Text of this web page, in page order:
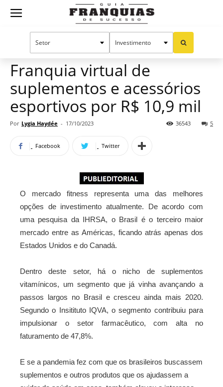
Guia
Mercado de franquias Publieditorial
Franquia virtual de
suplementos e acessórios
esportivos por R$ 10,9 mil
Por Lygia Haydée - 17/10/2023 5
36543
Facebook Twitter
O mercado fitness representa uma das melhores
opções de investimento atualmente. De acordo com
uma pesquisa da IHRSA, o Brasil é o terceiro maior
mercado entre as Américas, ficando atrás apenas dos
Estados Unidos e do Canadá.
Dentro deste setor, há o nicho de suplementos
vitamínicos, um segmento que já vinha avançando a
passos largos no Brasil e cresceu ainda mais 2020.
Segundo o Insitituto IQVA, o segmento contribuiu para
impulsionar o setor farmacêutico, com alta no
faturamento de 47,8%.
E se a pandemia fez com que os brasileiros buscassem
suplementos e outros produtos que os ajudassem a